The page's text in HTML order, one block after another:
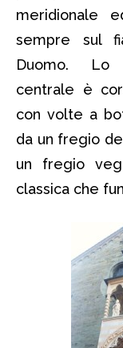
meridionale
sempre sul
Duomo. Lo
centrale è
con volte a
da un fregio
un fregio
classica che